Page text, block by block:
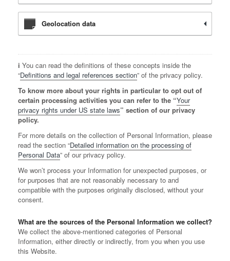
Geolocation data
ℹ️ You can read the definitions of these concepts inside the
“Definitions and legal references section” of the privacy policy.
To know more about your rights in particular to opt out of
certain processing activities you can refer to the “Your
privacy rights under US state laws” section of our privacy
policy.
For more details on the collection of Personal Information, please
read the section “Detailed information on the processing of
Personal Data” of our privacy policy.
We won’t process your Information for unexpected purposes, or
for purposes that are not reasonably necessary to and
compatible with the purposes originally disclosed, without your
consent.
What are the sources of the Personal Information we collect?
We collect the above-mentioned categories of Personal
Information, either directly or indirectly, from you when you use
this Website.